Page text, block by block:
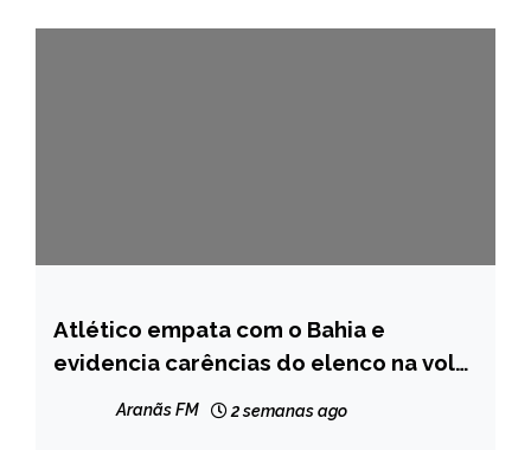
ESPORTES
NOTÍCIAS
Atlético empata com o Bahia e
evidencia carências do elenco na volta
Aranãs FM 2 semanas ago